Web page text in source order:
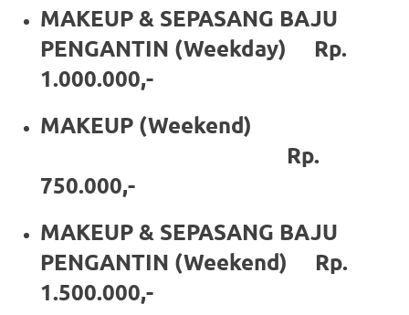
check
this
right
here
https://www.domainwatches.com
visit
MAKEUP & SEPASANG BAJU
PENGANTIN (Weekday) Rp.
1.000.000,-
MAKEUP (Weekend)
Rp.
750.000,-
MAKEUP & SEPASANG BAJU
PENGANTIN (Weekend) Rp.
1.500.000,-